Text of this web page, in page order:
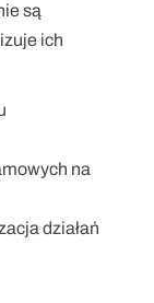
są
ich
na
działań